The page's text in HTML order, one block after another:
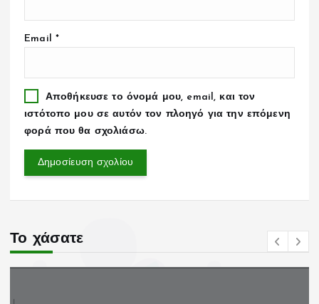
Email *
Αποθήκευσε το όνομά μου, email, και τον
ιστότοπο μου σε αυτόν τον πλοηγό για την επόμενη
φορά που θα σχολιάσω.
Το χάσατε